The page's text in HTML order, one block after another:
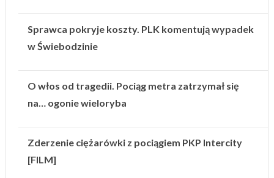
Sprawca pokryje koszty. PLK komentują wypadek
w Świebodzinie
O włos od tragedii. Pociąg metra zatrzymał się
na… ogonie wieloryba
Zderzenie ciężarówki z pociągiem PKP Intercity
[FILM]